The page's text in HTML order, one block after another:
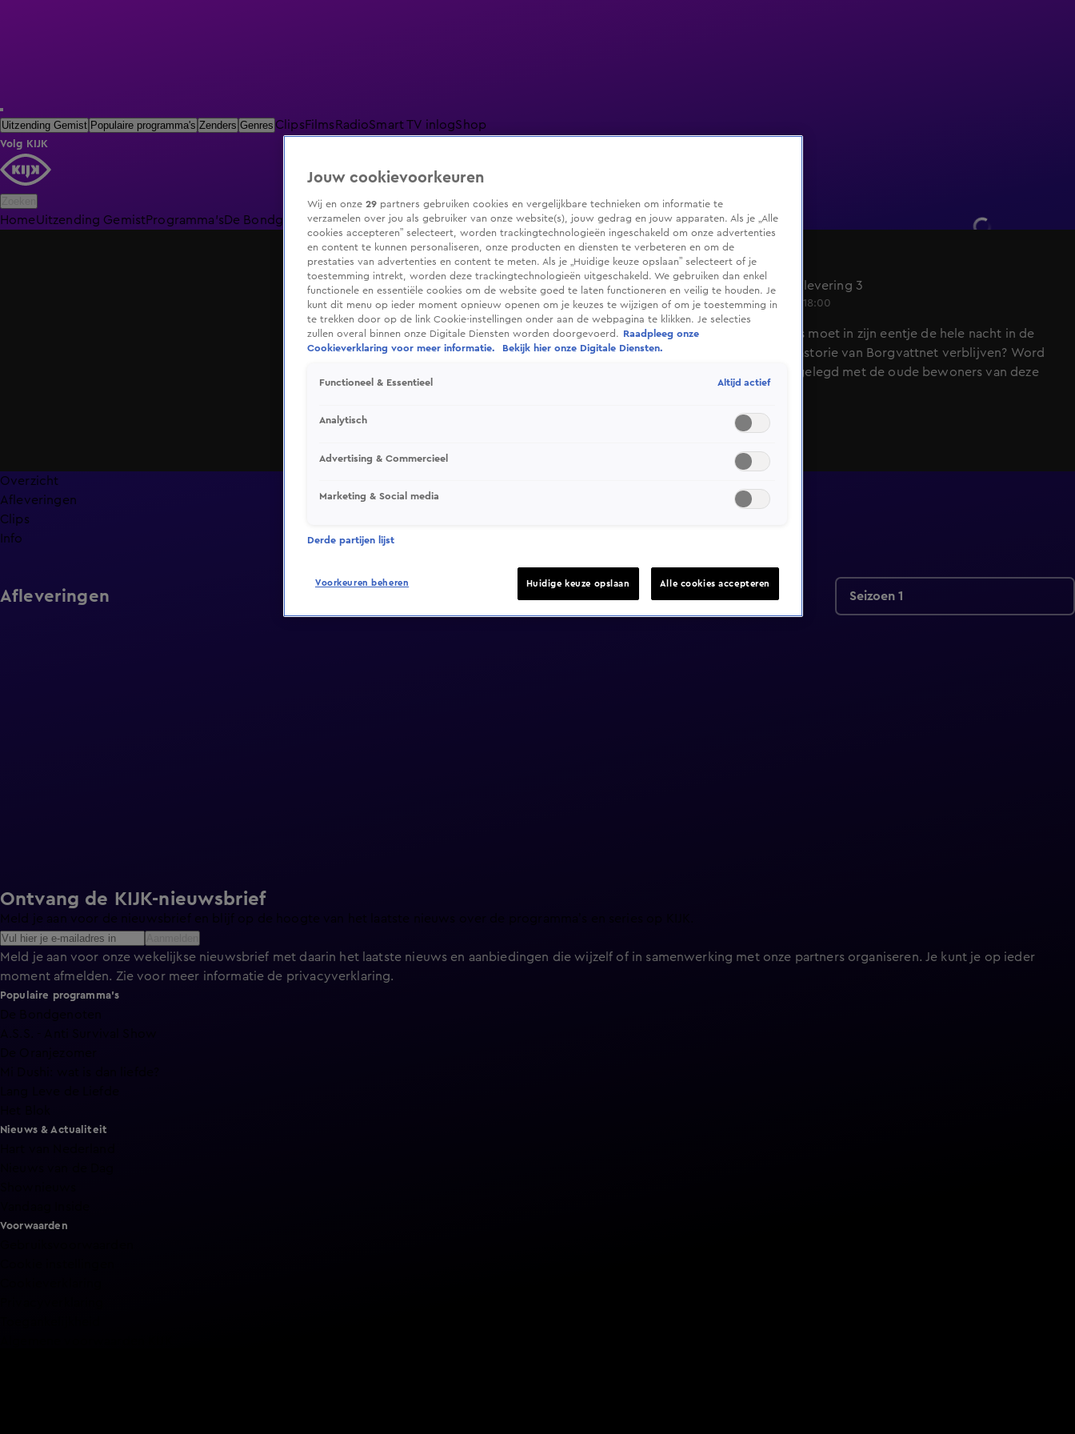
Uitzending Gemist Populaire programma's Zenders Genres ClipsFilms RadioSmart TV inlogShop
Volg KIJK
HomeUitzending GemistProgramma's De BondgenotenDe OranjezomerLivestreamsShop
De Drop
Seizoen 1, aflevering 3
29 feb 2020, 18:00
Wie van ons moet in zijn eentje de hele nacht in de
beruchte pastorie van Borgvattnet verblijven? Word
er contact gelegd met de oude bewoners van deze
gekke plek?
Overzicht
Afleveringen
Clips
Info
Afleveringen Seizoen 1
Ontvang de KIJK-nieuwsbrief
Meld je aan voor de nieuwsbrief en blijf op de hoogte van het laatste nieuws over de programma’s en series op KIJK.
Meld je aan voor onze wekelijkse nieuwsbrief met daarin het laatste nieuws en aanbiedingen die wijzelf of in samenwerking met onze partners organiseren. Je kunt je op ieder
moment afmelden. Zie voor meer informatie de privacyverklaring.
Populaire programma's
Nieuws & Actualiteit
Voorwaarden
Jouw cookievoorkeuren
Wij en onze 29 partners gebruiken cookies en vergelijkbare technieken om informatie te
verzamelen over jou als gebruiker van onze website(s), jouw gedrag en jouw apparaten. Als je „Alle
cookies accepteren” selecteert, worden trackingtechnologieën ingeschakeld om onze advertenties
en content te kunnen personaliseren, onze producten en diensten te verbeteren en om de
prestaties van advertenties en content te meten. Als je „Huidige keuze opslaan” selecteert of je
toestemming intrekt, worden deze trackingtechnologieën uitgeschakeld. We gebruiken dan enkel
functionele en essentiële cookies om de website goed te laten functioneren en veilig te houden. Je
kunt dit menu op ieder moment opnieuw openen om je keuzes te wijzigen of om je toestemming in
te trekken door op de link Cookie-instellingen onder aan de webpagina te klikken. Je selecties
zullen overal binnen onze Digitale Diensten worden doorgevoerd.
Raadpleeg onze
Cookieverklaring voor meer informatie.
Bekijk hier onze Digitale Diensten.
Functioneel & Essentieel Altijd actief
Analytisch
Advertising & Commercieel
Marketing & Social media
Derde partijen lijst
Voorkeuren beheren Huidige keuze opslaan Alle cookies accepteren